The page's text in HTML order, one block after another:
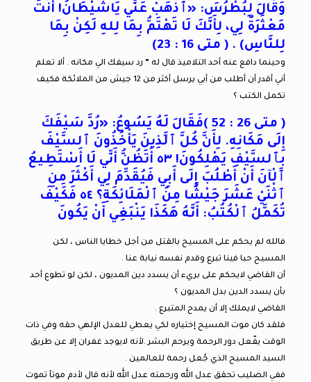
وَقَالَ لِبُطْرُسَ: «ٱذْهَبْ عَنِّي يَاشَيْطَانُ! أَنْتَ
مَعْثَرَةٌ لِي، لِأَنَّكَ لَا تَهْتَمُّ بِمَا لِلهِ لَكِنْ بِمَا
لِلنَّاسِ) . ( متى 16 : 23)
وحينما دافع عنه أحد التلاميذ قال له ” رد سيفك الي مكانه . ألا تعلم
أني أقدر أن أطلب من أبي يرسل أكثر من 12 جيش من الملائكة فكيف
تكمل الكتب ؟
( متى 26 : 52 )فَقَالَ لَهُ يَسُوعُ: «رُدَّ سَيْفَكَ
إِلَى مَكَانِهِ. لِأَنَّ كُلَّ ٱلَّذِينَ يَأْخُذُونَ ٱلسَّيْفَ
بِٱلسَّيْفِ يَهْلِكُونَ! ٥٣ أَتَظُنُّ أَنِّي لَا أَسْتَطِيعُ
ٱلْآنَ أَنْ أَطْلُبَ إِلَى أَبِي فَيُقَدِّمَ لِي أَكْثَرَ مِنِ
ٱثْنَيْ عَشَرَ جَيْشًا مِنَ ٱلْمَلَائِكَةِ؟ ٥٤ فَكَيْفَ
تُكَمَّلُ ٱلْكُتُبُ: أَنَّهُ هَكَذَا يَنْبَغِي أَنْ يَكُونَ
فالله لم يحكم على المسيح بالقتل من أجل خطايا الناس ، لكن
المسيح حبا فينا تبرع وقدم نفسه نيابة عنا .
أن القاضي لايحكم على بريء أن يسدد دين المديون ، لكن لو تطوع أحد
بأن يسدد الدين بدل المديون ؟
القاضي لايملك إلا أن يمدح المتبرع .
فلقد كان موت المسيح إختياره لكي يعطي للعدل الإلهي حقه وفي ذات
الوقت يفّعل دور الرحمة ويرحم البشر .لأنه لايوجد غفران إلا عن طريق
السيد المسيح الذي جُعل رحمة للعالمين .
ففي الصليب تحقق عدل الله ورحمته عدل الله لأنه قال لأدم موتآ تموت